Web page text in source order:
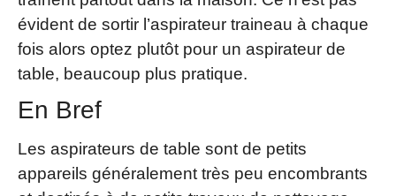
évident de sortir l’aspirateur traineau à chaque
fois alors optez plutôt pour un aspirateur de
table, beaucoup plus pratique.
En Bref
Les aspirateurs de table sont de petits
appareils généralement très peu encombrants